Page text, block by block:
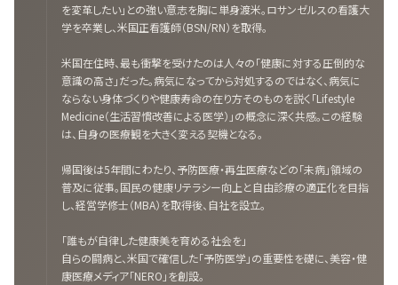
を変革したい」との強い意志を胸に単身渡米。ロサンゼルスの看護大
学を卒業し、米国正看護師（BSN/RN）を取得。
米国在住時、最も衝撃を受けたのは人々の「健康に対する圧倒的な
意識の高さ」だった。病気になってから対処するのではなく、病気に
ならない身体づくりや健康寿命の在り方そのものを説く「Lifestyle
Medicine（生活習慣改善による医学）」の概念に深く共感。この経験
は、自身の医療観を大きく変える契機となる。
帰国後は5年間にわたり、予防医療・再生医療などの「未病」領域の
普及に従事。国民の健康リテラシー向上と自由診療の適正化を目指
し、経営学修士（MBA）を取得後、自社を設立。
「誰もが自律した健康美を育める社会を」
自らの闘病と、米国で確信した「予防医学」の重要性を礎に、美容・健
康医療メディア「NERO」を創設。